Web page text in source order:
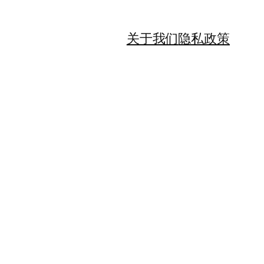
关于我们隐私政策